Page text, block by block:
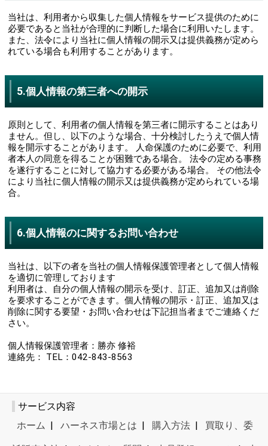
当社は、利用者から収集した個人情報をサービス提供のために
必要であると当社が合理的に判断した場合に利用いたします。
また、法令により当社に個人情報の開示又は提供義務が定めら
れている場合も利用することがあります。
5.個人情報の第三者への開示
原則として、利用者の個人情報を第三者に開示することはあり
ません。但し、以下のような場合、十分検討したうえで個人情
報を開示することがあります。 人命保護のために必要で、利用
者本人の同意を得ることが困難である場合。 法令の定める事務
を遂行することに対して協力する必要がある場合。 その他法令
により当社に個人情報の開示又は提供義務が定められている場
合。
6.個人情報のに関するお問い合わせ
当社は、以下の者を当社の個人情報保護管理者として個人情報
を適切に管理しております
利用者は、自分の個人情報の開示を受け、訂正、追加又は削除
を要求することができます。個人情報の開示・訂正、追加又は
削除に関する要望・お問い合わせは下記担当者までご連絡くだ
さい。
個人情報保護管理者：勝亦 修裕
連絡先： TEL：042-843-8563
サービス内容
ホーム | ハーネス市場とは | 購入方法 | 買取り、委